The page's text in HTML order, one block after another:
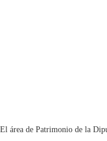
El área de Patrimonio de la